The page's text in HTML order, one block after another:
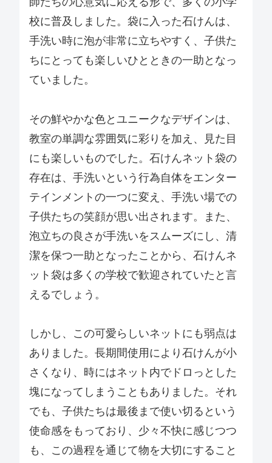
校に普及しました。袋に入った石けんは、
手洗い時に泡が非常に立ちやすく、子供た
ちにとっても楽しいひとときの一助となっ
ていました。
その鮮やかな色とユニークなデザインは、
教室の単調な雰囲気に彩りを加え、見た目
にも楽しいものでした。石けんネット袋の
存在は、手洗いという行為自体をエンター
テインメントの一つに変え、手洗い場での
子供たちの笑顔が思い出されます。また、
泡立ちの良さが手洗いをスムーズにし、清
潔を保つ一助となったことから、石けんネ
ット袋は多くの学校で歓迎されていたと言
えるでしょう。
しかし、この可愛らしいネットにも弱点は
ありました。長期間使用により石けんが小
さくなり、時にはネット内でドロっとした
塊になってしまうこともありました。それ
でも、子供たちは最後まで使い切るという
使命感をもっており、少々不快に感じつつ
も、この過程を通じて物を大切にすること